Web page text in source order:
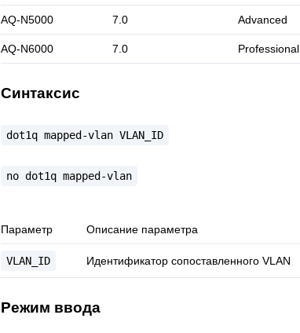
AQ-N5000 7.0 Advanced
AQ-N6000 7.0 Professional
Синтаксис
dot1q mapped-vlan VLAN_ID
no dot1q mapped-vlan
Параметр Описание параметра
VLAN_ID Идентификатор сопоставленного VLAN
Режим ввода